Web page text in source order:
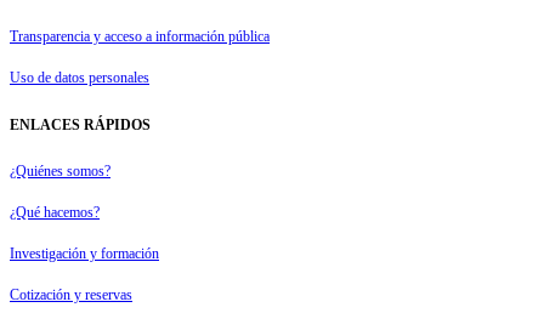
Transparencia y acceso a información pública
Uso de datos personales
ENLACES RÁPIDOS
¿Quiénes somos?
¿Qué hacemos?
Investigación y formación
Cotización y reservas